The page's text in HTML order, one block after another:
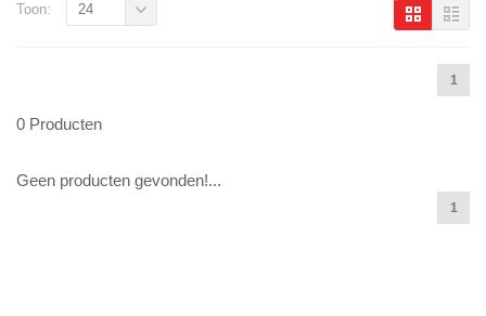
1
Toon: 24
0 Producten
Geen producten gevonden!...
1